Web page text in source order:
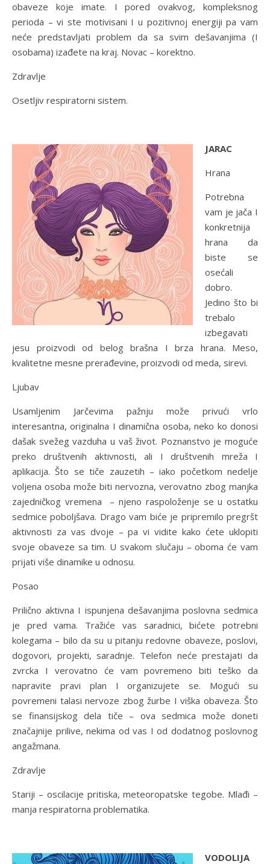
obaveze koje imate. I pored ovakvog, kompleksnog
perioda – vi ste motivisani I u pozitivnoj energiji pa vam
neće predstavljati problem da sa svim dešavanjima (I
osobama) izađete na kraj. Novac – korektno.
Zdravlje
Osetljiv respiratorni sistem.
JARAC
Hrana
Potrebna
vam je jača I
konkretnija
hrana da
biste se
osećali
dobro.
Jedino što bi
trebalo
izbegavati
jesu proizvodi od belog brašna I brza hrana. Meso,
kvalitetne mesne prerađevine, proizvodi od meda, sirevi.
Ljubav
Usamljenim Jarčevima pažnju može privući vrlo
interesantna, originalna I dinamična osoba, neko ko donosi
dašak svežeg vazduha u vaš život. Poznanstvo je moguće
preko društvenih aktivnosti, ali I društvenih mreža I
aplikacija. Što se tiče zauzetih – iako početkom nedelje
voljena osoba može biti nervozna, verovatno zbog manjka
zajedničkog vremena – njeno raspoloženje se u ostatku
sedmice poboljšava. Drago vam biće je pripremilo pregršt
aktivnosti za vas dvoje – pa vi vidite kako ćete uklopiti
svoje obaveze sa tim. U svakom slučaju – oboma će vam
prijati više dinamike u odnosu.
Posao
Prilično aktivna I ispunjena dešavanjima poslovna sedmica
je pred vama. Tražiće vas saradnici, bićete potrebni
kolegama – bilo da su u pitanju redovne obaveze, poslovi,
dogovori, projekti, saradnje. Telefon neće prestajati da
zvrcka I verovatno će vam povremeno biti teško da
napravite pravi plan I organizujete se. Mogući su
povremeni talasi nervoze zbog žurbe I viška obaveza. Što
se finansijskog dela tiče – ova sedmica može doneti
značajnije prilive, nekima od vas I od dodatnog poslovnog
angažmana.
Zdravlje
Stariji – oscilacije pritiska, meteoropatske tegobe. Mlađi –
manja respiratorna problematika.
VODOLIJA